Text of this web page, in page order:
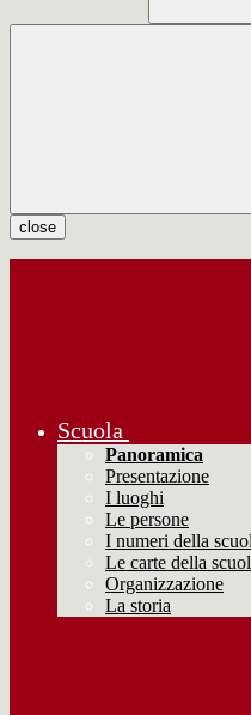
close
Scuola
Panoramica
Presentazione
I luoghi
Le persone
I numeri della
Le carte della
Organizzazione
La storia